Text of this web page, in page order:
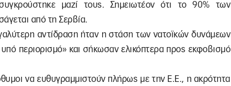
μαζί τους. Σημειωτέον ότι το 90% των
από τη Σερβία.
αντίδραση ήταν η στάση των νατοϊκών δυνάμεων
περιορισμό» και σήκωσαν ελικόπτερα προς εκφοβισμό
να ευθυγραμμιστούν πλήρως με την Ε.Ε., η ακρότητα